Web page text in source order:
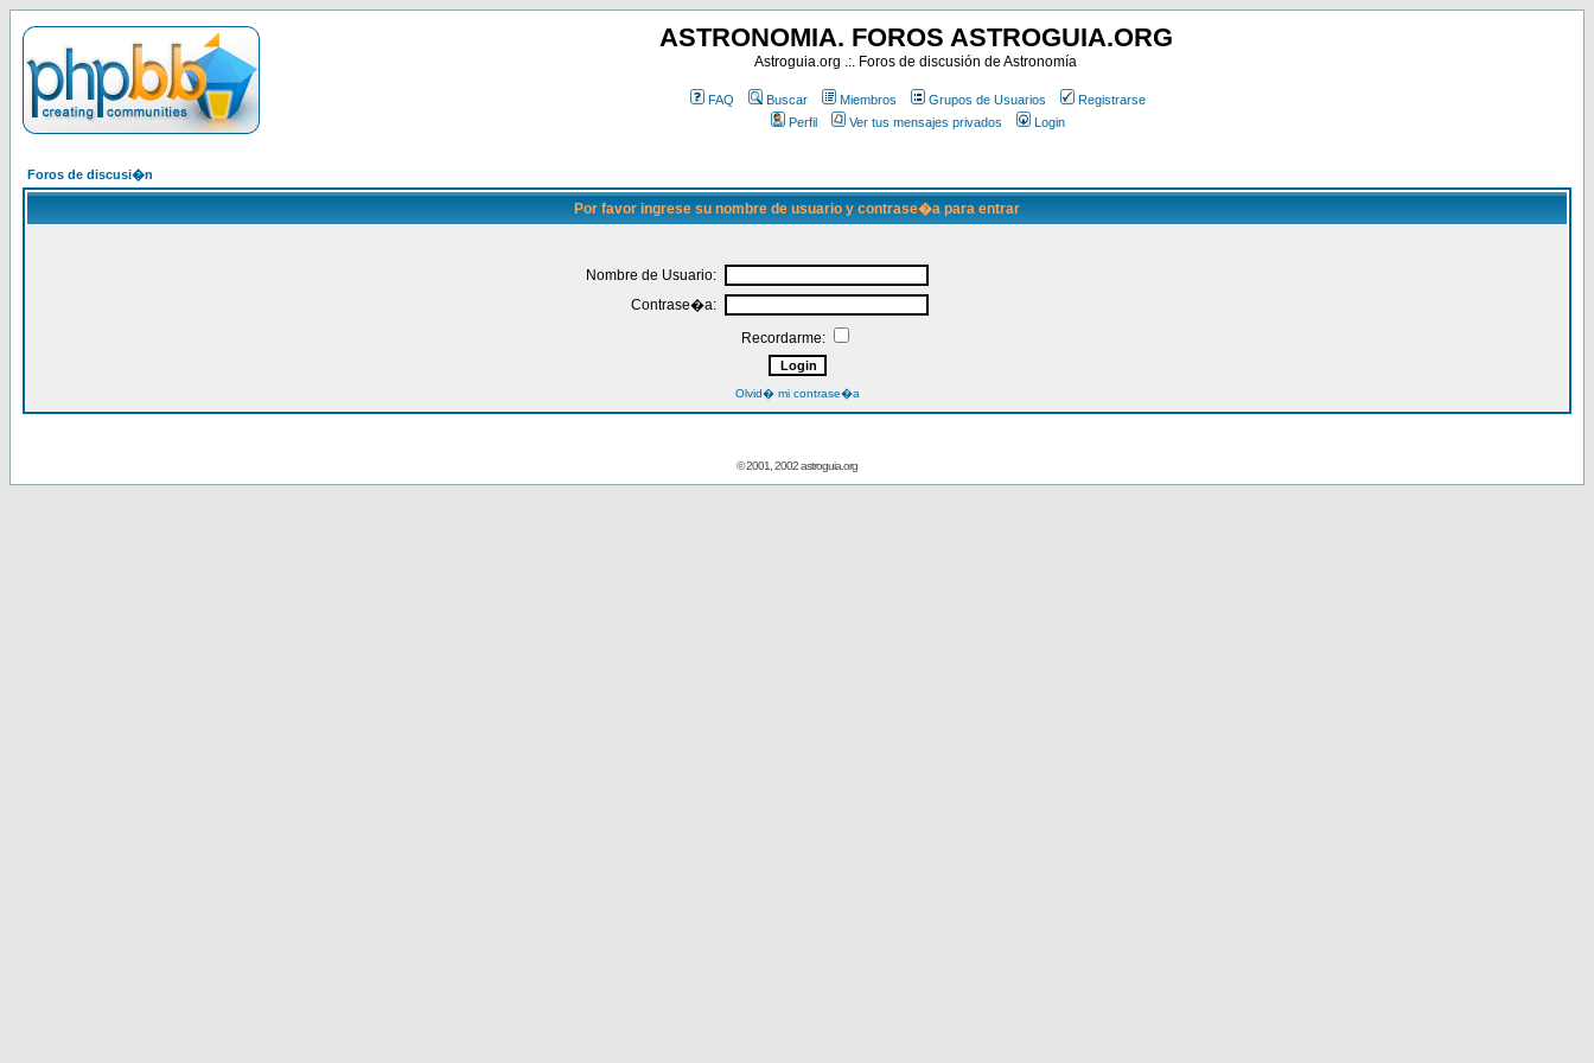
ASTRONOMIA. FOROS ASTROGUIA.ORG
Astroguia.org .:. Foros de discusión de Astronomía
FAQ Buscar Miembros Grupos de Usuarios
Registrarse
Perfil
Ver tus mensajes privados Login
Foros de discusi�n
Por favor ingrese su nombre de usuario y contrase�a para entrar
Nombre de Usuario:
Contrase�a:
Recordarme:
Olvid� mi contrase�a
© 2001, 2002 astroguia.org